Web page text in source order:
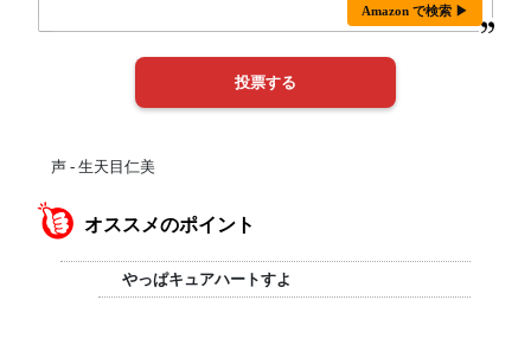
Amazon で検索 ▶
声 - 生天目仁美
オススメのポイント
やっぱキュアハートすよ